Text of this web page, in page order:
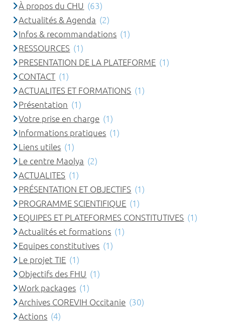
À propos du CHU (63)
Actualités & Agenda (2)
Infos & recommandations (1)
RESSOURCES (1)
PRESENTATION DE LA PLATEFORME (1)
CONTACT (1)
ACTUALITES ET FORMATIONS (1)
Présentation (1)
Votre prise en charge (1)
Informations pratiques (1)
Liens utiles (1)
Le centre Maolya (2)
ACTUALITES (1)
PRÉSENTATION ET OBJECTIFS (1)
PROGRAMME SCIENTIFIQUE (1)
EQUIPES ET PLATEFORMES CONSTITUTIVES (1)
Actualités et formations (1)
Equipes constitutives (1)
Le projet TIE (1)
Objectifs des FHU (1)
Work packages (1)
Archives COREVIH Occitanie (30)
Actions (4)